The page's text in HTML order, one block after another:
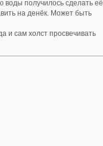
воды получилось сделать её
на денёк. Может быть
и сам холст просвечивать